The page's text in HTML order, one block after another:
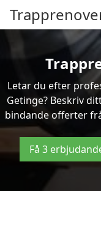
Letar du efter
Getinge? Beskriv
bindande offerter
Få 3